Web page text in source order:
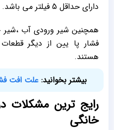
دارای حداقل 5 فیلتر می باشد.
همچنین شیر ورودی آب ،شیر
فشار پا یین از دیگر
هستند.
بیشتر بخوانید:علت افت
رایج ترین مشکلات
خانگی